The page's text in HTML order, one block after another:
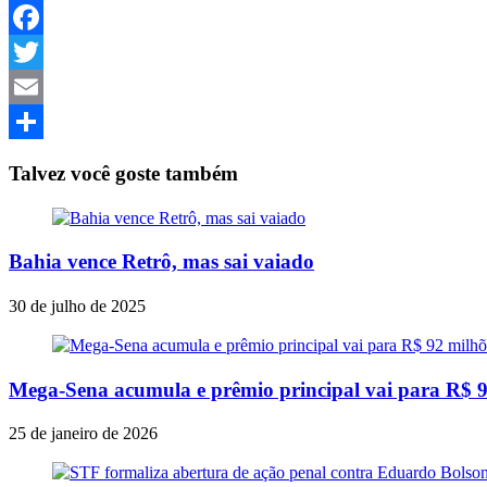
Facebook
Twitter
Email
Talvez você goste também
Bahia vence Retrô, mas sai vaiado
30 de julho de 2025
Mega-Sena acumula e prêmio principal vai para R$
25 de janeiro de 2026